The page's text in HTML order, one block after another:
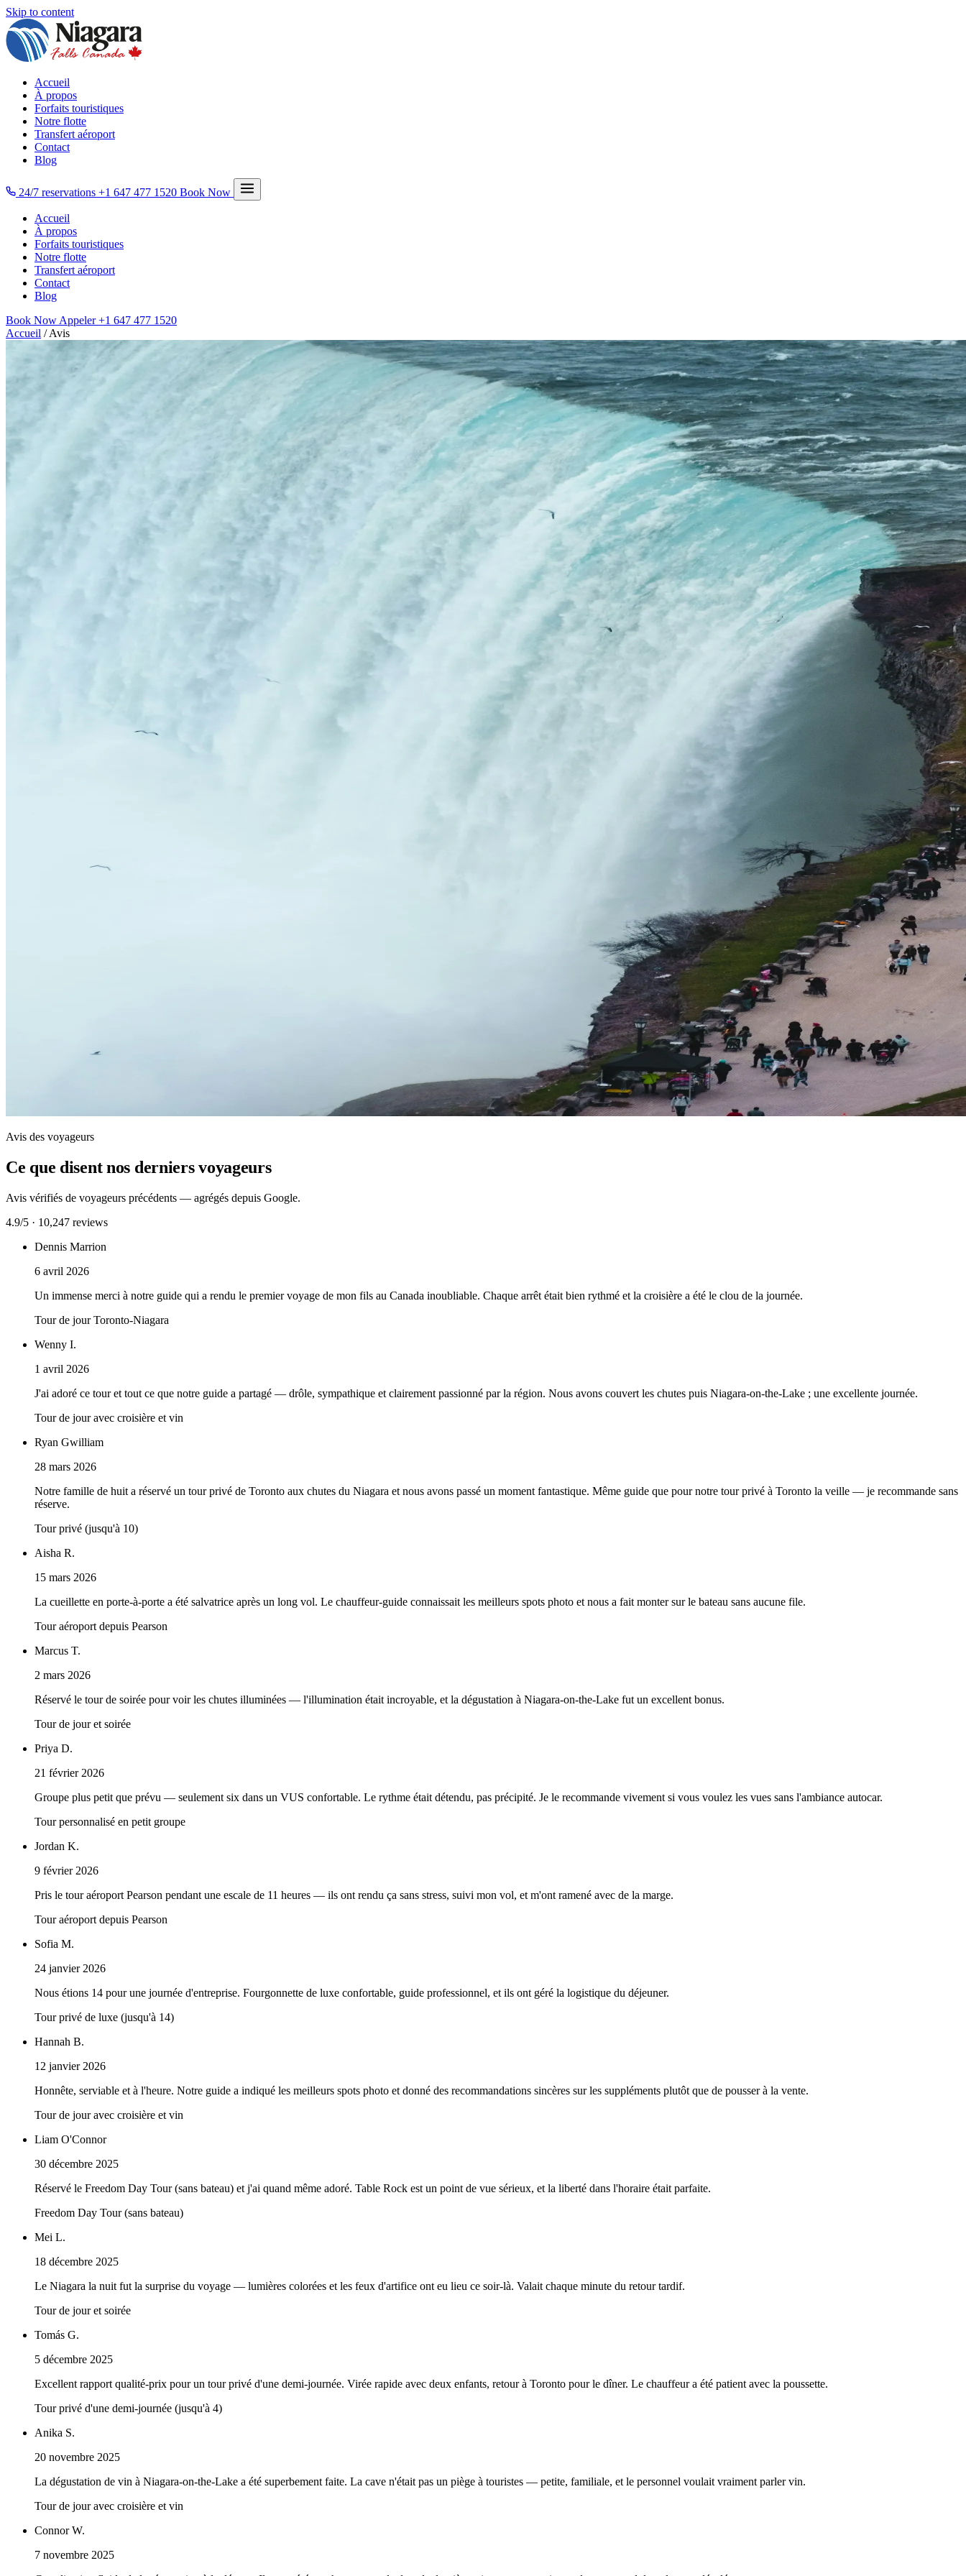
Skip to content
Accueil
À propos
Forfaits touristiques
Notre flotte
Transfert aéroport
Contact
Blog
24/7 reservations +1 647 477 1520 Book Now
Accueil
À propos
Forfaits touristiques
Notre flotte
Transfert aéroport
Contact
Blog
Book Now Appeler+1 647 477 1520
Accueil / Avis
Avis des voyageurs
Ce que disent nos derniers voyageurs
Avis vérifiés de voyageurs précédents — agrégés depuis Google.
4.9/5 · 10,247 reviews
Dennis Marrion
6 avril 2026
Un immense merci à notre guide qui a rendu le premier voyage de mon fils au Canada inoubliable. Chaque arrêt était bien rythmé et la croisière a été le clou de la journée.
Tour de jour Toronto-Niagara
Wenny I.
1 avril 2026
J'ai adoré ce tour et tout ce que notre guide a partagé — drôle, sympathique et clairement passionné par la région. Nous avons couvert les chutes puis Niagara-on-the-Lake ; une excellente journée.
Tour de jour avec croisière et vin
Ryan Gwilliam
28 mars 2026
Notre famille de huit a réservé un tour privé de Toronto aux chutes du Niagara et nous avons passé un moment fantastique. Même guide que pour notre tour privé à Toronto la veille — je recommande sans
réserve.
Tour privé (jusqu'à 10)
Aisha R.
15 mars 2026
La cueillette en porte-à-porte a été salvatrice après un long vol. Le chauffeur-guide connaissait les meilleurs spots photo et nous a fait monter sur le bateau sans aucune file.
Tour aéroport depuis Pearson
Marcus T.
2 mars 2026
Réservé le tour de soirée pour voir les chutes illuminées — l'illumination était incroyable, et la dégustation à Niagara-on-the-Lake fut un excellent bonus.
Tour de jour et soirée
Priya D.
21 février 2026
Groupe plus petit que prévu — seulement six dans un VUS confortable. Le rythme était détendu, pas précipité. Je le recommande vivement si vous voulez les vues sans l'ambiance autocar.
Tour personnalisé en petit groupe
Jordan K.
9 février 2026
Pris le tour aéroport Pearson pendant une escale de 11 heures — ils ont rendu ça sans stress, suivi mon vol, et m'ont ramené avec de la marge.
Tour aéroport depuis Pearson
Sofia M.
24 janvier 2026
Nous étions 14 pour une journée d'entreprise. Fourgonnette de luxe confortable, guide professionnel, et ils ont géré la logistique du déjeuner.
Tour privé de luxe (jusqu'à 14)
Hannah B.
12 janvier 2026
Honnête, serviable et à l'heure. Notre guide a indiqué les meilleurs spots photo et donné des recommandations sincères sur les suppléments plutôt que de pousser à la vente.
Tour de jour avec croisière et vin
Liam O'Connor
30 décembre 2025
Réservé le Freedom Day Tour (sans bateau) et j'ai quand même adoré. Table Rock est un point de vue sérieux, et la liberté dans l'horaire était parfaite.
Freedom Day Tour (sans bateau)
Mei L.
18 décembre 2025
Le Niagara la nuit fut la surprise du voyage — lumières colorées et les feux d'artifice ont eu lieu ce soir-là. Valait chaque minute du retour tardif.
Tour de jour et soirée
Tomás G.
5 décembre 2025
Excellent rapport qualité-prix pour un tour privé d'une demi-journée. Virée rapide avec deux enfants, retour à Toronto pour le dîner. Le chauffeur a été patient avec la poussette.
Tour privé d'une demi-journée (jusqu'à 4)
Anika S.
20 novembre 2025
La dégustation de vin à Niagara-on-the-Lake a été superbement faite. La cave n'était pas un piège à touristes — petite, familiale, et le personnel voulait vraiment parler vin.
Tour de jour avec croisière et vin
Connor W.
7 novembre 2025